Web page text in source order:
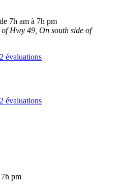
7h am à 7h pm
Hwy 49, On south side of
évaluations
évaluations
pm